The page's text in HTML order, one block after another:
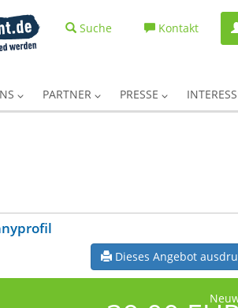
Suche Kontakt
PARTNER PRESSE
Dieses Angebot